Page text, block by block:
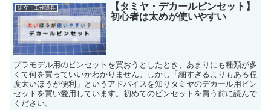
組立・工作道具
【タミヤ・デカールピンセット】
初心者は太めが使いやすい
プラモデル用のピンセットを買おうとしたとき、あまりにも種類が多
くて何を買っていいかわかりません。しかし「細すぎるよりもある程
度太いほうが便利」というアドバイスを知りタミヤのデカール用ピン
セットを買い愛用しています。初めてのピンセットを買う前に読んで
ください。